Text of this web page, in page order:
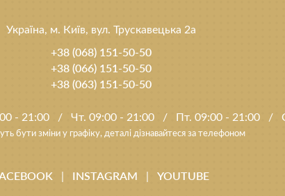
Україна, м. Київ, вул. Трускавецька 2а
+38 (068) 151-50-50
+38 (066) 151-50-50
+38 (063) 151-50-50
- 21:00 / Чт. 09:00 - 21:00 / Пт. 09:00 - 21:00 /
бути зміни у графіку, деталі дізнавайтеся за телефоном
INSTAGRAM YOUTUBE